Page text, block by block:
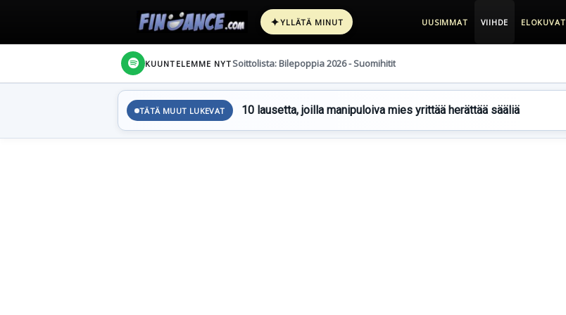
✦YLLÄTÄ MINUT UUSIMMAT VIIHDE ELOKUVAT
KUUNTELEMME NYT Soittolista: Bilepoppia 2026 - Suomihitit
TÄTÄ MUUT LUKEVAT 10 lausetta, joilla manipuloiva mies yrittää herättää sääliä